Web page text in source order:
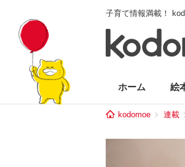
子育て情報満載！
ホーム 絵
kodomoe 連載